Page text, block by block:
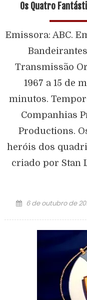
Os Quatro
Emissora: ABC.
Transmissão
1967 a 15 de
minutos.
Companhias
Productions.
heróis dos
criado por Stan
6 de outubro de